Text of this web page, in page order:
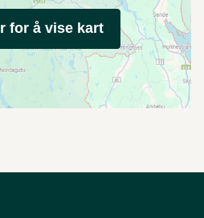
for å vise kart